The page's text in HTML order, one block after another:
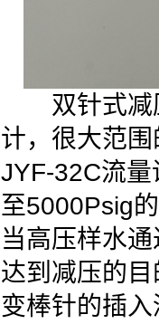
双针式减压
计，很大范
JYF-32C流
至5000Psig
当高压样水
达到减压的
变棒针的插